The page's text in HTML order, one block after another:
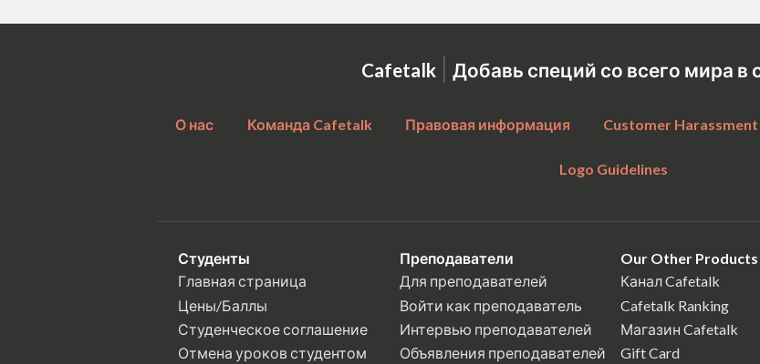
Cafetalk | Добавь специй со всего мира в
О нас Команда Cafetalk Правовая информация Customer
Logo Guidelines
Студенты
Главная страница
Цены/Баллы
Студенческое соглашение
Отмена уроков студентом
Преподаватели
Для преподавателей
Войти как преподаватель
Интервью преподавателей
Объявления преподавателей
Our Other Products
Канал Cafetalk
Cafetalk Ranking
Магазин Cafetalk
Gift Card